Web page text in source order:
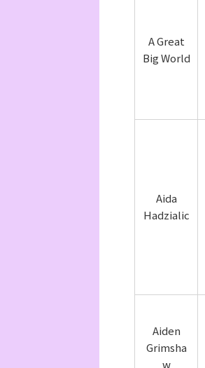
A Great
Big World
Aida
Hadzialic
Aiden
Grimsha
w